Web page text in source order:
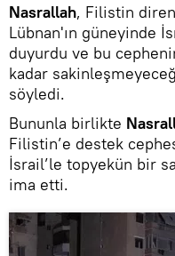
Nasrallah, Filistin
Lübnan'ın güneyinde
duyurdu ve bu
kadar
söyledi.
Bununla birlikte
Filistin’e destek
İsrail’le topyekün bir
ima etti.